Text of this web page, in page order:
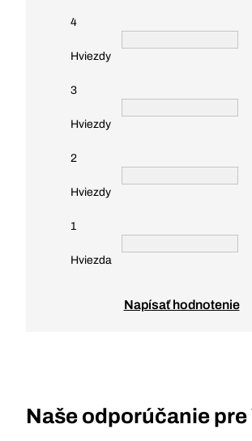
4
Hviezdy
3
Hviezdy
2
Hviezdy
1
Hviezda
Napísať hodnotenie
Naše odporúčanie pre